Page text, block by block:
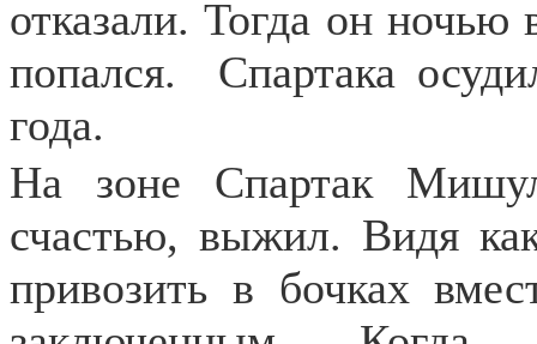
отказали. Тогда он
попался.
Спартака
года.
На зоне Спартак
счастью, выжил. Видя
привозить в бочках